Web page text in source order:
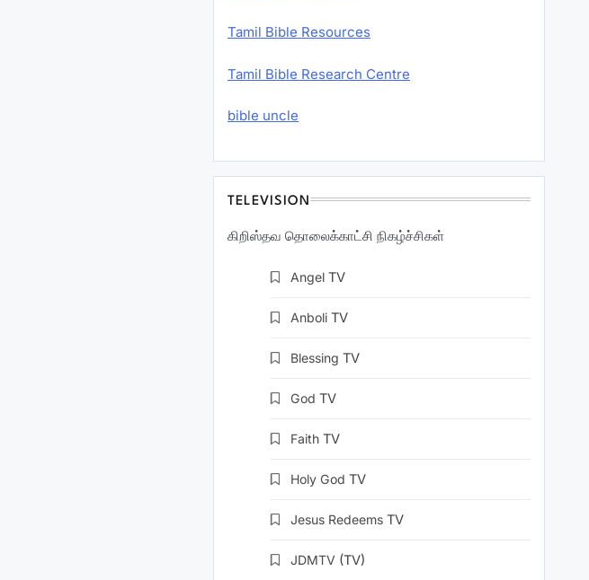
Tamil Bible Resources
Tamil Bible Research Centre
bible uncle
TELEVISION
கிறிஸ்தவ தொலைக்காட்சி நிகழ்ச்சிகள்
Angel TV
Anboli TV
Blessing TV
God TV
Faith TV
Holy God TV
Jesus Redeems TV
JDMTV (TV)